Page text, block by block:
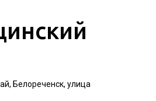
Белореченск, улица